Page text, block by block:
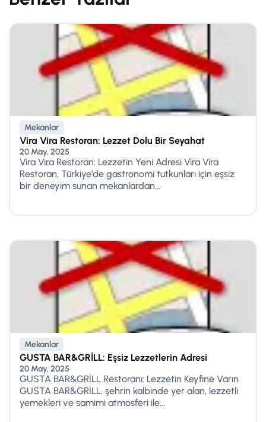
Mekanlar
Vira Vira Restoran: Lezzet Dolu Bir Seyahat
20 May, 2025
Vira Vira Restoran: Lezzetin Yeni Adresi Vira Vira
Restoran, Türkiye’de gastronomi tutkunları için eşsiz
bir deneyim sunan mekanlardan...
Mekanlar
GUSTA BAR&GRİLL: Eşsiz Lezzetlerin Adresi
20 May, 2025
GUSTA BAR&GRİLL Restoranı: Lezzetin Keyfine Varın
GUSTA BAR&GRİLL, şehrin kalbinde yer alan, lezzetli
yemekleri ve samimi atmosferi ile...